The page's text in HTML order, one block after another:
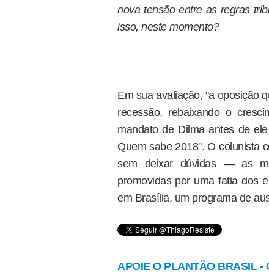
nova tensão entre as regras
isso, neste momento?
Em sua avaliação, "a oposição
recessão, rebaixando o
mandato de Dilma antes de
Quem sabe 2018". O colunista
sem deixar dúvidas — as
promovidas por uma fatia dos
em Brasília, um programa de
APOIE O PLANTÃO BRASIL -